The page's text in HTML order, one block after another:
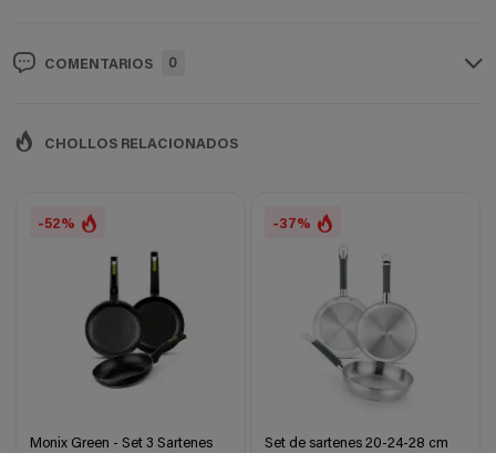
COMENTARIOS 0
CHOLLOS RELACIONADOS
-52%
Monix Green - Set 3 Sartenes
-37%
Set de sartenes 20-24-28 cm